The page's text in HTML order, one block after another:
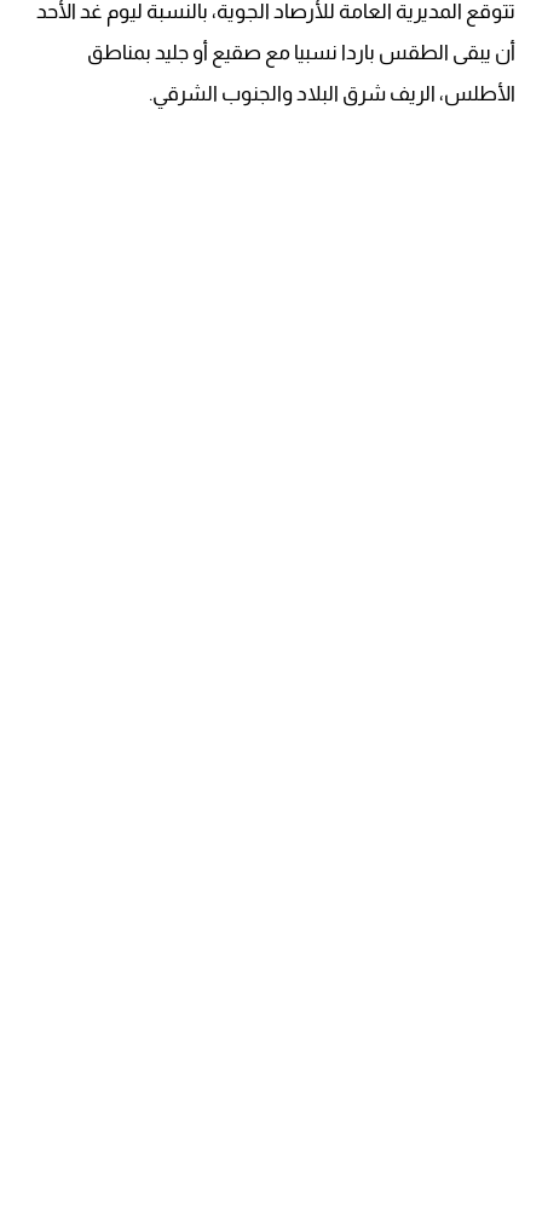
تتوقع المديرية العامة للأرصاد الجوية، بالنسبة ليوم غد الأحد
أن يبقى الطقس باردا نسبيا مع صقيع أو جليد بمناطق
الأطلس، الريف شرق البلاد والجنوب الشرقي.